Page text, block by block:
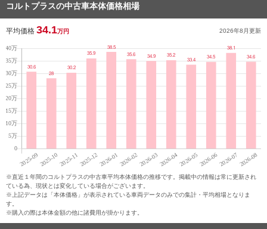
コルトプラスの中古車本体価格相場
平均価格 34.1万円 2026年8月更新
※直近１年間のコルトプラスの中古車平均本体価格の推移です。掲載中の情報は常に更新され
ている為、現状とは変化している場合がございます。
※上記データは「本体価格」が表示されている車両データのみでの集計・平均相場となりま
す。
※購入の際は本体金額の他に諸費用が掛かります。